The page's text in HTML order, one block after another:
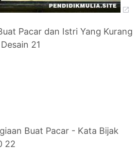
Pacar dan Istri Yang Kurang
21
Buat Pacar - Kata Bijak
22